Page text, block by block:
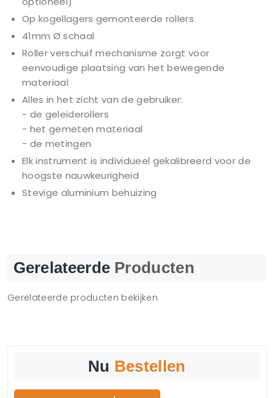
Op kogellagers gemonteerde rollers
41mm Ø schaal
Roller verschuif mechanisme zorgt voor
eenvoudige plaatsing van het bewegende
materiaal
Alles in het zicht van de gebruiker:
- de geleiderollers
- het gemeten materiaal
- de metingen
Elk instrument is individueel gekalibreerd voor de
hoogste nauwkeurigheid
Stevige aluminium behuizing
Gerelateerde Producten
Gerelateerde producten bekijken
Nu Bestellen